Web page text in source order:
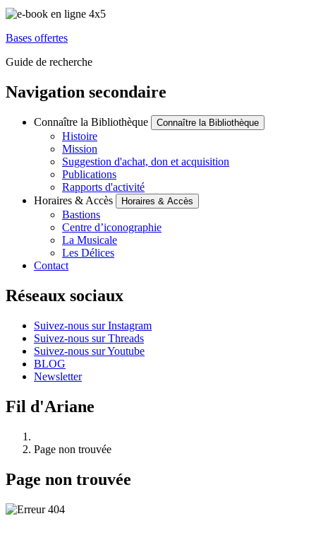
Bases offertes
Guide de recherche
Navigation secondaire
Connaître la Bibliothèque Connaître la Bibliothèque
Histoire
Mission
Suggestion d'achat, don et acquisition
Publications
Rapports d'activité
Horaires & Accès
Horaires & Accès
Bastions
Centre d’iconographie
La Musicale
Les Délices
Contact
Réseaux sociaux
Suivez-nous sur Instagram
Suivez-nous sur Threads
Suivez-nous sur Youtube
BLOG
Newsletter
Fil d'Ariane
Page non trouvée
Page non trouvée